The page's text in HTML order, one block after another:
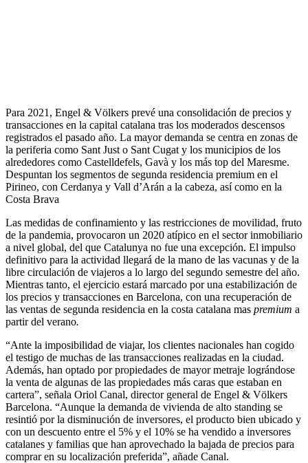
Para 2021, Engel & Völkers prevé una consolidación de precios y
transacciones en la capital catalana tras los moderados descensos
registrados el pasado año. La mayor demanda se centra en zonas de
la periferia como Sant Just o Sant Cugat y los municipios de los
alrededores como Castelldefels, Gavà y los más top del Maresme.
Despuntan los segmentos de segunda residencia premium en el
Pirineo, con Cerdanya y Vall d’Arán a la cabeza, así como en la
Costa Brava
Las medidas de confinamiento y las restricciones de movilidad, fruto
de la pandemia, provocaron un 2020 atípico en el sector inmobiliario
a nivel global, del que Catalunya no fue una excepción. El impulso
definitivo para la actividad llegará de la mano de las vacunas y de la
libre circulación de viajeros a lo largo del segundo semestre del año.
Mientras tanto, el ejercicio estará marcado por una estabilización de
los precios y transacciones en Barcelona, con una recuperación de
las ventas de segunda residencia en la costa catalana mas premium a
partir del verano.
“Ante la imposibilidad de viajar, los clientes nacionales han cogido
el testigo de muchas de las transacciones realizadas en la ciudad.
Además, han optado por propiedades de mayor metraje lográndose
la venta de algunas de las propiedades más caras que estaban en
cartera”, señala Oriol Canal, director general de Engel & Völkers
Barcelona. “Aunque la demanda de vivienda de alto standing se
resintió por la disminución de inversores, el producto bien ubicado y
con un descuento entre el 5% y el 10% se ha vendido a inversores
catalanes y familias que han aprovechado la bajada de precios para
comprar en su localización preferida”, añade Canal.